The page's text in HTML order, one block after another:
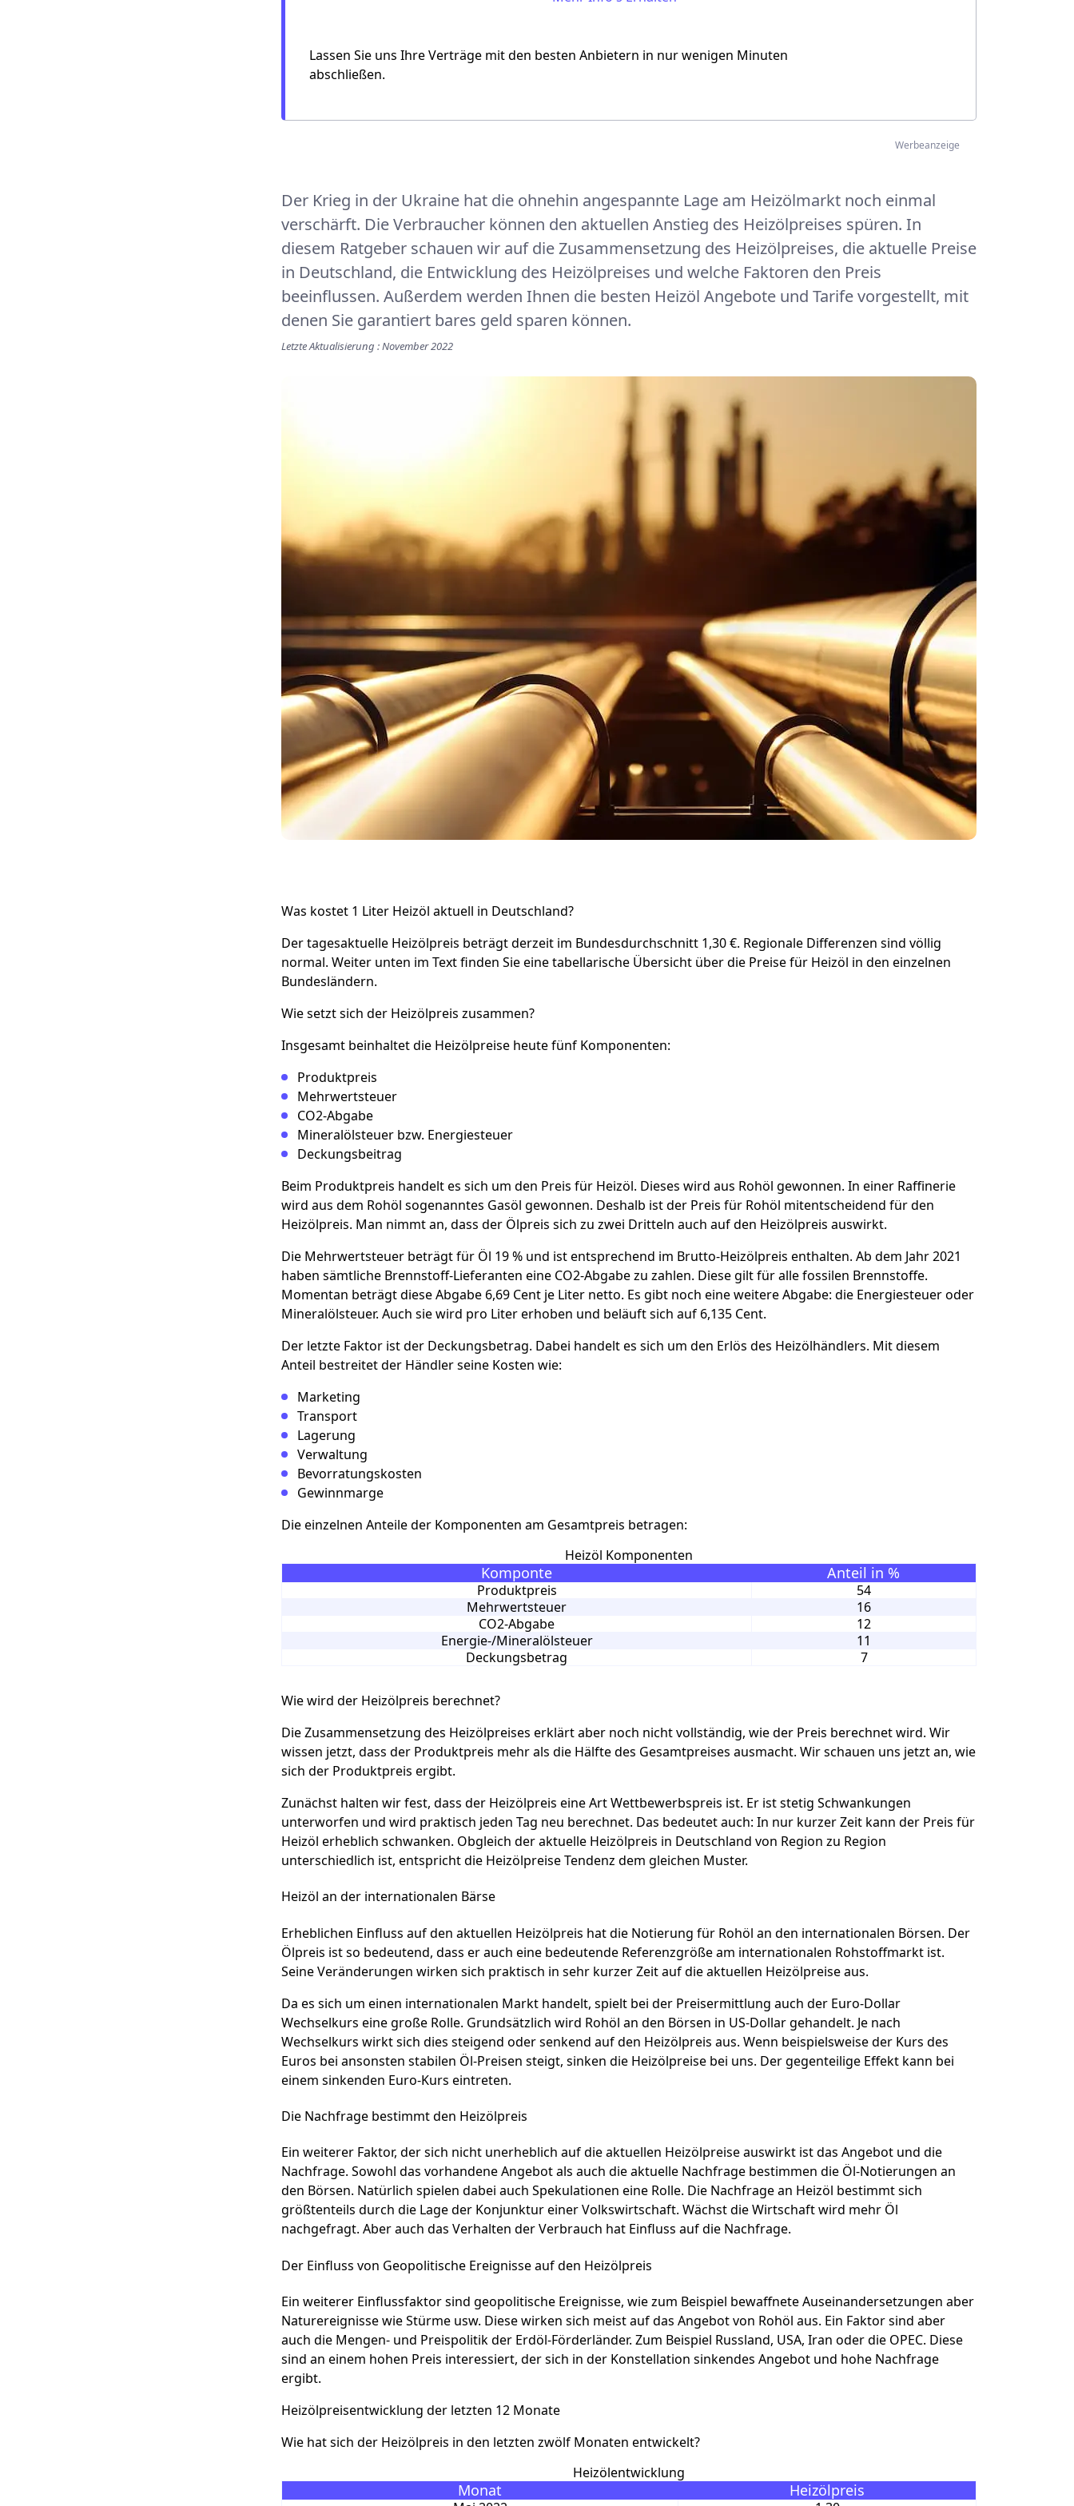
SWBLassen Sie uns Ihre Verträge mit den besten Anbietern in nur wenigen Minuten
abschließen.
Werbeanzeige
Der Krieg in der Ukraine hat die ohnehin angespannte Lage am Heizölmarkt noch einmal
verschärft. Die Verbraucher können den aktuellen Anstieg des Heizölpreises spüren. In
diesem Ratgeber schauen wir auf die Zusammensetzung des Heizölpreises, die aktuelle Preise
in Deutschland, die Entwicklung des Heizölpreises und welche Faktoren den Preis
beeinflussen. Außerdem werden Ihnen die besten Heizöl Angebote und Tarife vorgestellt, mit
denen Sie garantiert bares geld sparen können.
Letzte Aktualisierung : November 2022
Was kostet 1 Liter Heizöl aktuell in Deutschland?
Der tagesaktuelle Heizölpreis beträgt derzeit im Bundesdurchschnitt 1,30 €. Regionale Differenzen sind völlig
normal. Weiter unten im Text finden Sie eine tabellarische Übersicht über die Preise für Heizöl in den einzelnen
Bundesländern.
Wie setzt sich der Heizölpreis zusammen?
Insgesamt beinhaltet die Heizölpreise heute fünf Komponenten:
Produktpreis
Mehrwertsteuer
CO2-Abgabe
Mineralölsteuer bzw. Energiesteuer
Deckungsbeitrag
Beim Produktpreis handelt es sich um den Preis für Heizöl. Dieses wird aus Rohöl gewonnen. In einer Raffinerie
wird aus dem Rohöl sogenanntes Gasöl gewonnen. Deshalb ist der Preis für Rohöl mitentscheidend für den
Heizölpreis. Man nimmt an, dass der Ölpreis sich zu zwei Dritteln auch auf den Heizölpreis auswirkt.
Die Mehrwertsteuer beträgt für Öl 19 % und ist entsprechend im Brutto-Heizölpreis enthalten. Ab dem Jahr 2021
haben sämtliche Brennstoff-Lieferanten eine CO2-Abgabe zu zahlen. Diese gilt für alle fossilen Brennstoffe.
Momentan beträgt diese Abgabe 6,69 Cent je Liter netto. Es gibt noch eine weitere Abgabe: die Energiesteuer oder
Mineralölsteuer. Auch sie wird pro Liter erhoben und beläuft sich auf 6,135 Cent.
Der letzte Faktor ist der Deckungsbetrag. Dabei handelt es sich um den Erlös des Heizölhändlers. Mit diesem
Anteil bestreitet der Händler seine Kosten wie:
Marketing
Transport
Lagerung
Verwaltung
Bevorratungskosten
Gewinnmarge
Die einzelnen Anteile der Komponenten am Gesamtpreis betragen:
Heizöl Komponenten
Komponte Anteil in %
Produktpreis
54
Mehrwertsteuer
16
CO2-Abgabe
12
Energie-/Mineralölsteuer
11
Deckungsbetrag
7
Wie wird der Heizölpreis berechnet?
Die Zusammensetzung des Heizölpreises erklärt aber noch nicht vollständig, wie der Preis berechnet wird. Wir
wissen jetzt, dass der Produktpreis mehr als die Hälfte des Gesamtpreises ausmacht. Wir schauen uns jetzt an, wie
sich der Produktpreis ergibt.
Zunächst halten wir fest, dass der Heizölpreis eine Art Wettbewerbspreis ist. Er ist stetig Schwankungen
unterworfen und wird praktisch jeden Tag neu berechnet. Das bedeutet auch: In nur kurzer Zeit kann der Preis für
Heizöl erheblich schwanken. Obgleich der aktuelle Heizölpreis in Deutschland von Region zu Region
unterschiedlich ist, entspricht die Heizölpreise Tendenz dem gleichen Muster.
Heizöl an der internationalen Bärse
Erheblichen Einfluss auf den aktuellen Heizölpreis hat die Notierung für Rohöl an den internationalen Börsen. Der
Ölpreis ist so bedeutend, dass er auch eine bedeutende Referenzgröße am internationalen Rohstoffmarkt ist.
Seine Veränderungen wirken sich praktisch in sehr kurzer Zeit auf die aktuellen Heizölpreise aus.
Da es sich um einen internationalen Markt handelt, spielt bei der Preisermittlung auch der Euro-Dollar
Wechselkurs eine große Rolle. Grundsätzlich wird Rohöl an den Börsen in US-Dollar gehandelt. Je nach
Wechselkurs wirkt sich dies steigend oder senkend auf den Heizölpreis aus. Wenn beispielsweise der Kurs des
Euros bei ansonsten stabilen Öl-Preisen steigt, sinken die Heizölpreise bei uns. Der gegenteilige Effekt kann bei
einem sinkenden Euro-Kurs eintreten.
Die Nachfrage bestimmt den Heizölpreis
Ein weiterer Faktor, der sich nicht unerheblich auf die aktuellen Heizölpreise auswirkt ist das Angebot und die
Nachfrage. Sowohl das vorhandene Angebot als auch die aktuelle Nachfrage bestimmen die Öl-Notierungen an
den Börsen. Natürlich spielen dabei auch Spekulationen eine Rolle. Die Nachfrage an Heizöl bestimmt sich
größtenteils durch die Lage der Konjunktur einer Volkswirtschaft. Wächst die Wirtschaft wird mehr Öl
nachgefragt. Aber auch das Verhalten der Verbrauch hat Einfluss auf die Nachfrage.
Der Einfluss von Geopolitische Ereignisse auf den Heizölpreis
Ein weiterer Einflussfaktor sind geopolitische Ereignisse, wie zum Beispiel bewaffnete Auseinandersetzungen aber
Naturereignisse wie Stürme usw. Diese wirken sich meist auf das Angebot von Rohöl aus. Ein Faktor sind aber
auch die Mengen- und Preispolitik der Erdöl-Förderländer. Zum Beispiel Russland, USA, Iran oder die OPEC. Diese
sind an einem hohen Preis interessiert, der sich in der Konstellation sinkendes Angebot und hohe Nachfrage
ergibt.
Heizölpreisentwicklung der letzten 12 Monate
Wie hat sich der Heizölpreis in den letzten zwölf Monaten entwickelt?
Heizölentwicklung
Monat Heizölpreis